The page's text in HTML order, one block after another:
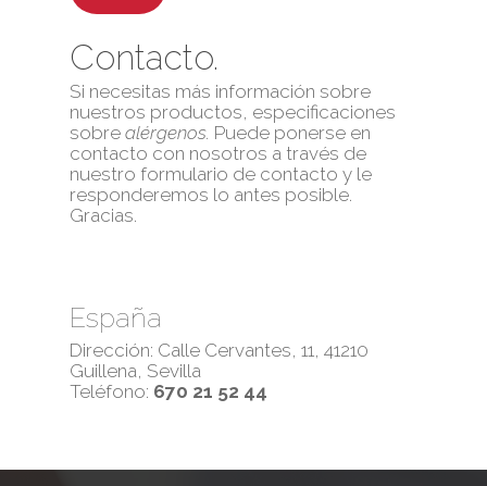
Contacto.
Si necesitas más información sobre
nuestros productos, especificaciones
sobrealérgenos. Puede ponerse en
contacto con nosotros a través de
nuestro formulario de contacto y le
responderemos lo antes posible.
Gracias.
España
Dirección: Calle Cervantes, 11, 41210
Guillena, Sevilla
Teléfono: 670 21 52 44